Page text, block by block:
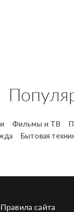
Фильмы и ТВ
Бытовая
Правила сайта